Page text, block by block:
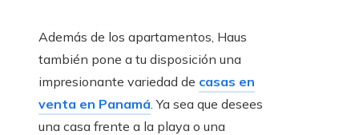
Además de los apartamentos, Haus
también pone a tu disposición una
impresionante variedad de casas en
venta en Panamá . Ya sea que desees
una casa frente a la playa o una